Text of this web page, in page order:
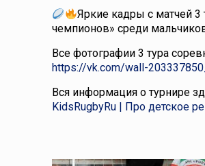
Яркие кадры с матчей 3
чемпионов» среди
Все фотографии 3 тура
https://vk.com/wall-
Вся информация о турнире
KidsRugbyRu | Про детское